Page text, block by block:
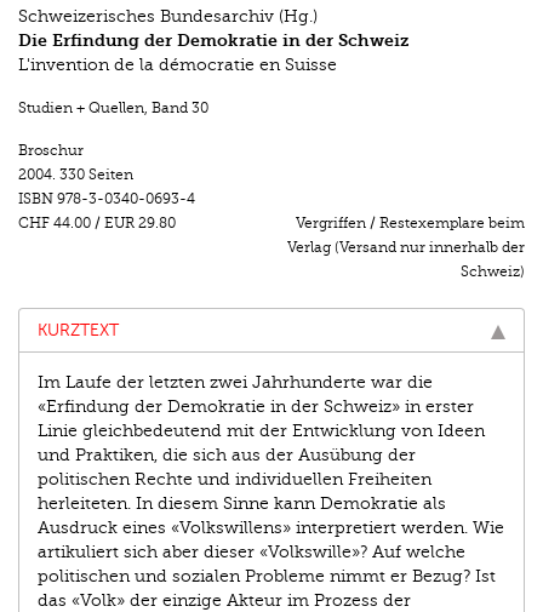
Schweizerisches Bundesarchiv (Hg.)
Die Erfindung der Demokratie in der Schweiz
L'invention de la démocratie en Suisse
Studien + Quellen, Band 30
Broschur
2004. 330 Seiten
ISBN 978-3-0340-0693-4
CHF 44.00 / EUR 29.80
Vergriffen / Restexemplare beim
Verlag (Versand nur innerhalb der
Schweiz)
KURZTEXT
Im Laufe der letzten zwei Jahrhunderte war die
«Erfindung der Demokratie in der Schweiz» in erster
Linie gleichbedeutend mit der Entwicklung von Ideen
und Praktiken, die sich aus der Ausübung der
politischen Rechte und individuellen Freiheiten
herleiteten. In diesem Sinne kann Demokratie als
Ausdruck eines «Volkswillens» interpretiert werden. Wie
artikuliert sich aber dieser «Volkswille»? Auf welche
politischen und sozialen Probleme nimmt er Bezug? Ist
das «Volk» der einzige Akteur im Prozess der